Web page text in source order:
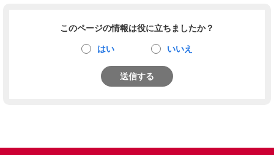
このページの情報は役に立ちましたか？
はい いいえ
送信する